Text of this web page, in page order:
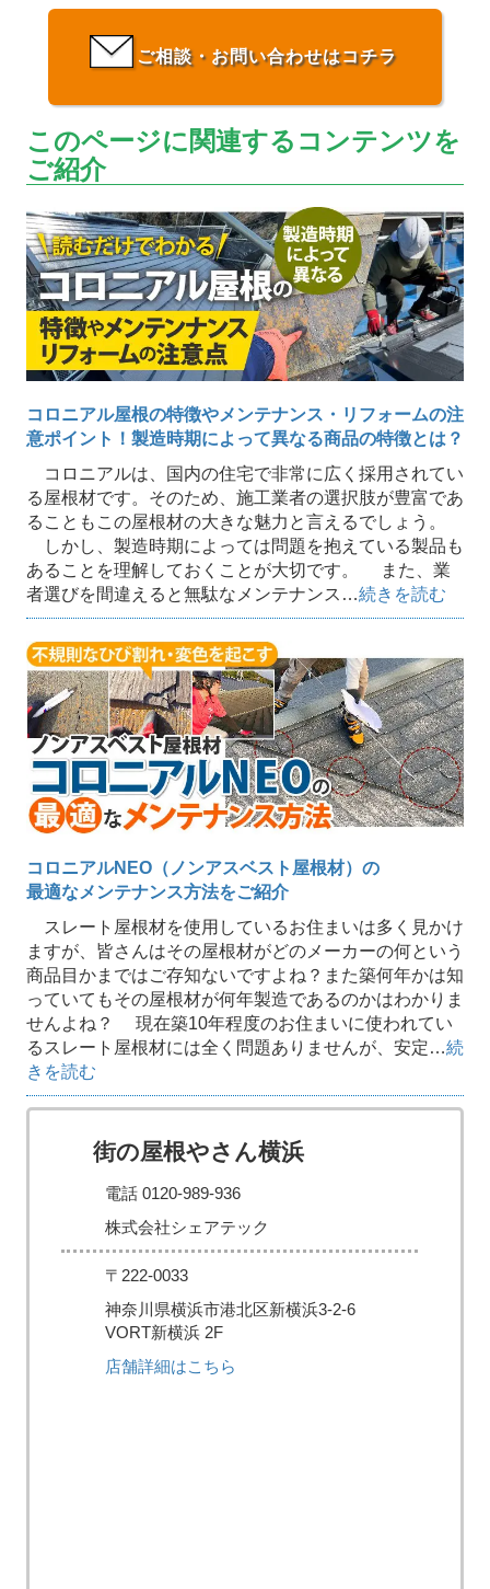
ご相談・お問い合わせはコチラ
このページに関連するコンテンツを
ご紹介
コロニアル屋根の特徴やメンテナンス・リフォームの注
意ポイント！製造時期によって異なる商品の特徴とは？
コロニアルは、国内の住宅で非常に広く採用されてい
る屋根材です。そのため、施工業者の選択肢が豊富であ
ることもこの屋根材の大きな魅力と言えるでしょう。
しかし、製造時期によっては問題を抱えている製品も
あることを理解しておくことが大切です。 また、業
者選びを間違えると無駄なメンテナンス…続きを読む
コロニアルNEO（ノンアスベスト屋根材）の
最適なメンテナンス方法をご紹介
スレート屋根材を使用しているお住まいは多く見かけ
ますが、皆さんはその屋根材がどのメーカーの何という
商品目かまではご存知ないですよね？また築何年かは知
っていてもその屋根材が何年製造であるのかはわかりま
せんよね？ 現在築10年程度のお住まいに使われてい
るスレート屋根材には全く問題ありませんが、安定…続
きを読む
街の屋根やさん横浜
電話 0120-989-936
株式会社シェアテック
〒222-0033
神奈川県横浜市港北区新横浜3-2-6
VORT新横浜 2F
店舗詳細はこちら